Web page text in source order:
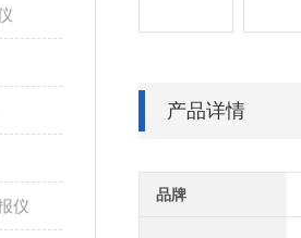
仪
产品详情
品牌